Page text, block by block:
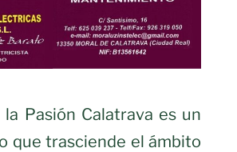
la Pasión Calatrava es un
que trasciende el ámbito